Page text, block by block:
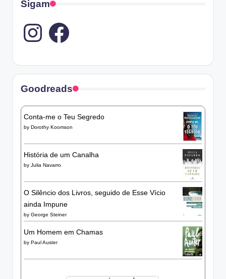
Sigam
Instagram
Goodreads
Conta-me o Teu Segredo
by Dorothy Koomson
História de um Canalha
by Julia Navarro
O Silêncio dos Livros, seguido de Esse Vício
ainda Impune
by George Steiner
Um Homem em Chamas
by Paul Auster